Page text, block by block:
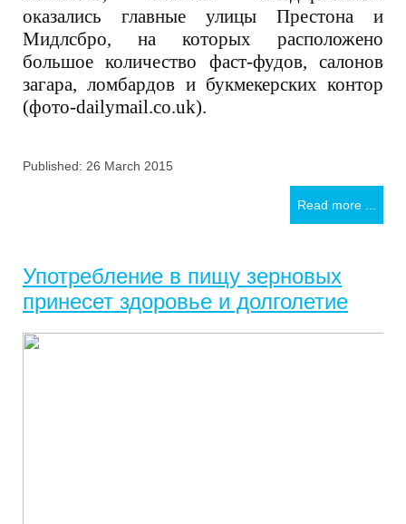
оказались главные улицы Престона и
Мидлсбро, на которых расположено
большое количество фаст-фудов, салонов
загара, ломбардов и букмекерских контор
(фото-dailymail.co.uk).
Published: 26 March 2015
Read more ...
Употребление в пищу зерновых
принесет здоровье и долголетие